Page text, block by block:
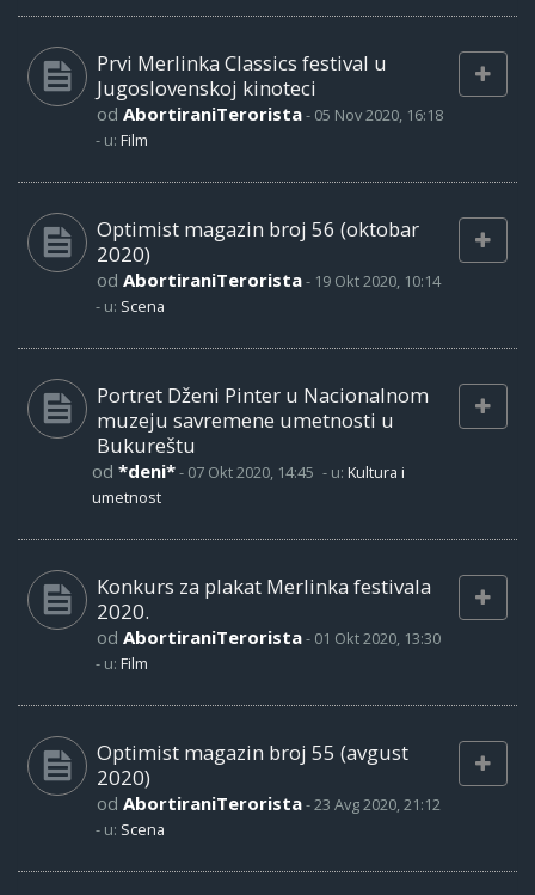
Prvi Merlinka Classics festival u
Jugoslovenskoj kinoteci
od AbortiraniTerorista- 05 Nov 2020, 16:18
- u: Film
Optimist magazin broj 56 (oktobar
2020)
od AbortiraniTerorista- 19 Okt 2020, 10:14
- u: Scena
Portret Dženi Pinter u Nacionalnom
muzeju savremene umetnosti u
Bukureštu
od *deni*- 07 Okt 2020, 14:45 - u: Kultura i
umetnost
Konkurs za plakat Merlinka festivala
2020.
od AbortiraniTerorista- 01 Okt 2020, 13:30
- u: Film
Optimist magazin broj 55 (avgust
2020)
od AbortiraniTerorista-23 Avg 2020, 21:12
- u: Scena